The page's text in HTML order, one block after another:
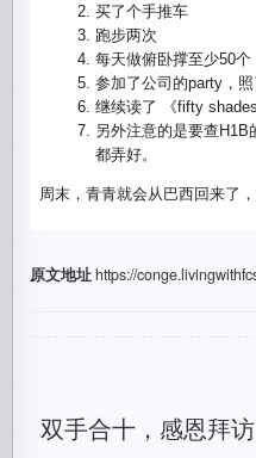
买了个手推车
跑步两次
每天做俯卧撑至少50个
参加了公司的party，照
继续读了 《fifty
另外注意的是要查
都弄好。
周末，青青就会从巴西回来了，
原文地址https://
双手合十，感恩拜